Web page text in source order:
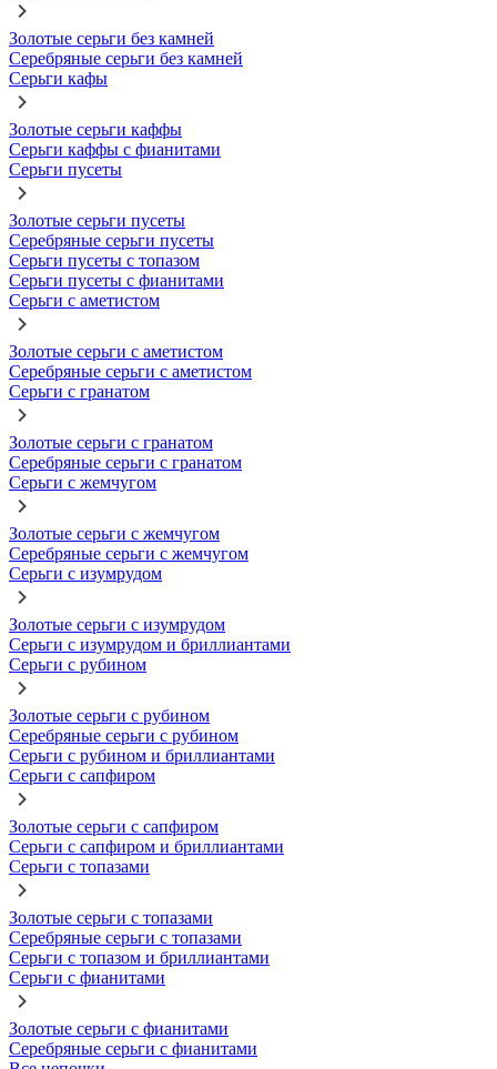
Золотые серьги без камней
Серебряные серьги без камней
Серьги кафы
Золотые серьги каффы
Серьги каффы с фианитами
Серьги пусеты
Золотые серьги пусеты
Серебряные серьги пусеты
Серьги пусеты с топазом
Серьги пусеты с фианитами
Серьги с аметистом
Золотые серьги с аметистом
Серебряные серьги с аметистом
Серьги с гранатом
Золотые серьги с гранатом
Серебряные серьги с гранатом
Серьги с жемчугом
Золотые серьги с жемчугом
Серебряные серьги с жемчугом
Серьги с изумрудом
Золотые серьги с изумрудом
Серьги с изумрудом и бриллиантами
Серьги с рубином
Золотые серьги с рубином
Серебряные серьги с рубином
Серьги с рубином и бриллиантами
Серьги с сапфиром
Золотые серьги с сапфиром
Серьги с сапфиром и бриллиантами
Серьги с топазами
Золотые серьги с топазами
Серебряные серьги с топазами
Серьги с топазом и бриллиантами
Серьги с фианитами
Золотые серьги с фианитами
Серебряные серьги с фианитами